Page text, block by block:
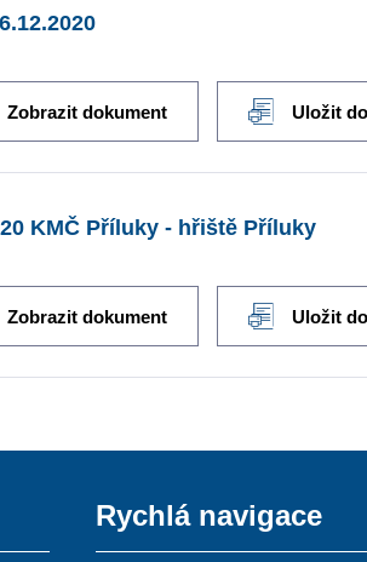
Zobrazit dokument Uložit
KMČ Příluky - hřiště Příluky
Zobrazit dokument Uložit
Rychlá navigace